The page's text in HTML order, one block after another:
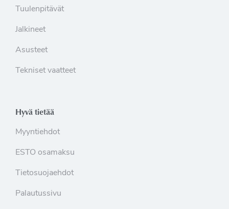
Tuulenpitävät
Jalkineet
Asusteet
Tekniset vaatteet
Hyvä tietää
Myyntiehdot
ESTO osamaksu
Tietosuojaehdot
Palautussivu